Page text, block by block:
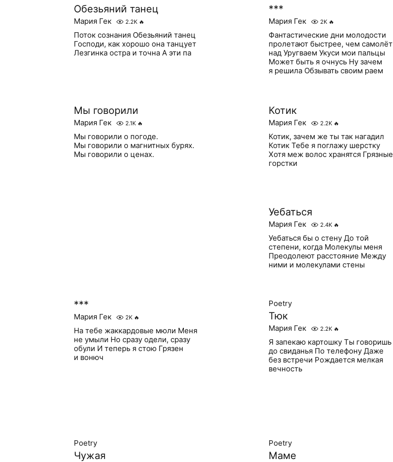
Обезьяний танец
Мария Гек 2.2K 🔥
Поток сознания Обезьяний танец
Господи, как хорошо она танцует
Лезгинка остра и точна А эти па
***
Мария Гек 2K 🔥
Фантастические дни молодости
пролетают быстрее, чем самолёт
над Уругваем Укуси мои пальцы
Может быть я очнусь Ну зачем
я решила Обзывать своим раем
Мы говорили
Мария Гек 2.1K 🔥
Мы говорили о погоде.
Мы говорили о магнитных бурях.
Мы говорили о ценах.
Котик
Мария Гек 2.2K 🔥
Котик, зачем же ты так нагадил
Котик Тебе я поглажу шерстку
Хотя меж волос хранятся Грязные
горстки
Уебаться
Мария Гек 2.4K 🔥
Уебаться бы о стену До той
степени, когда Молекулы меня
Преодолеют расстояние Между
ними и молекулами стены
***
Мария Гек 2K 🔥
На тебе жаккардовые мюли Меня
не умыли Но сразу одели, сразу
обули И теперь я стою Грязен
и вонюч
Poetry
Тюк
Мария Гек 2.2K 🔥
Я запекаю картошку Ты говоришь
до свиданья По телефону Даже
без встречи Рождается мелкая
вечность
Poetry
Чужая
Poetry
Маме